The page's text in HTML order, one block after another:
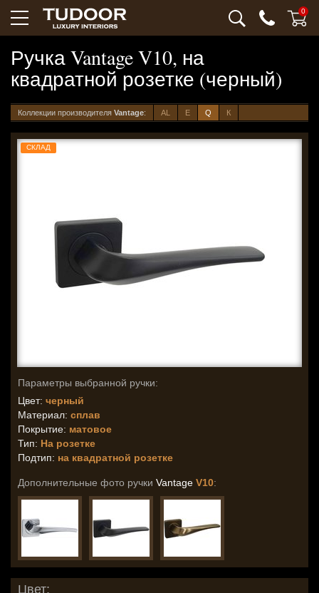
0
Ручка Vantage V10, на
квадратной розетке (черный)
Коллекции производителя Vantage: AL E Q К
СКЛАД
Параметры выбранной ручки:
Цвет: черный
Материал: сплав
Покрытие: матовое
Тип: На розетке
Подтип: на квадратной розетке
Дополнительные фото ручки Vantage V10:
Цвет: